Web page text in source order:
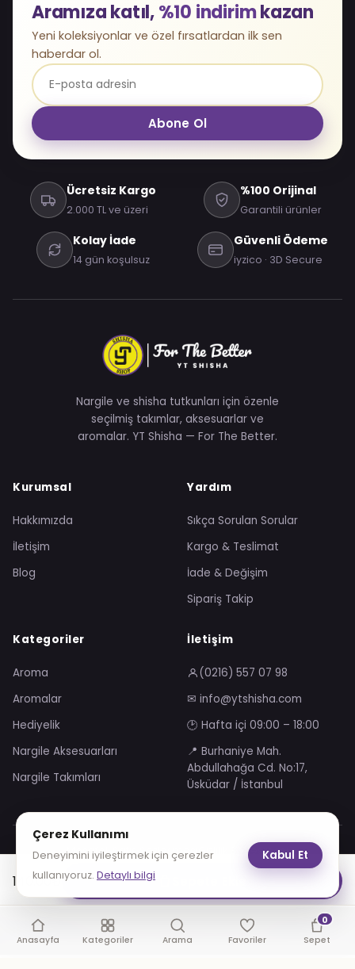
140.00₺
Aramıza katıl,%10 indirimkazan
Yeni koleksiyonlar ve özel fırsatlardan ilk sen
haberdar ol.
Abone Ol
Ücretsiz Kargo
2.000 TL ve üzeri
%100 Orijinal
Garantili ürünler
Kolay İade
14 gün koşulsuz
Güvenli Ödeme
iyzico · 3D Secure
Nargile ve shisha tutkunları için özenle
seçilmiş takımlar, aksesuarlar ve
aromalar. YT Shisha — For The Better.
Kurumsal
Hakkımızda
İletişim
Blog
Yardım
Sıkça Sorulan Sorular
Kargo & Teslimat
İade & Değişim
Sipariş Takip
Kategoriler
Aroma
Aromalar
Hediyelik
Nargile Aksesuarları
Nargile Takımları
İletişim
(0216) 557 07 98
✉ info@ytshisha.com
🕑 Hafta içi 09:00 – 18:00
📍 Burhaniye Mah.
Abdullahağa Cd. No:17,
Üsküdar / İstanbul
Mesafeli Satış SözleşmesiGizlilik Sözleşmesi
KVKK Aydınlatma Metni
Çerez Politikası
VISA
© 2026 YT Shisha. Tüm hakları saklıdır.
Anasayfa Kategoriler Arama Favoriler
0
Sepet
Çerez Kullanımı
Deneyimini iyileştirmek için çerezler
kullanıyoruz. Detaylı bilgi
Kabul Et